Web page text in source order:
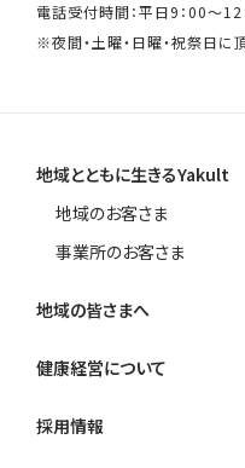
電話受付時間：平日9：00～
※夜間・土曜・日曜・祝祭日に
地域とともに生きるYakult
地域のお客さま
事業所のお客さま
地域の皆さまへ
健康経営について
採用情報